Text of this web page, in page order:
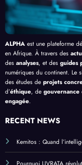
ALPHA est une plateforme
en Afrique. À travers des
des analyses, et des guides
numériques du continent. Le
des études de projets
d’éthique, de gouvernance
engagée.
RECENT NEWS
Kemitos : Quand